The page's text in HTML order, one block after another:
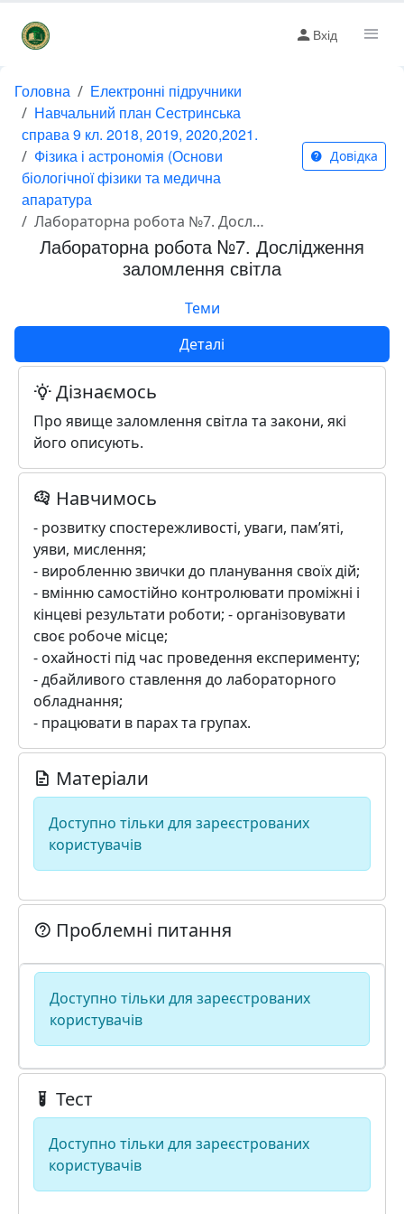
Вхід
Головна
Електронні підручники
Навчальний план Сестринська
справа 9 кл. 2018, 2019, 2020,2021.
Фізика і астрономія (Основи
біологічної фізики та медична
апаратура
Лабораторна робота №7. Дослідження заломлення світла
Довідка
Лабораторна робота №7. Дослідження
заломлення світла
Теми
Деталі
Дізнаємось
Про явище заломлення світла та закони, які
його описують.
Навчимось
- розвитку спостережливості, уваги, пам’яті,
уяви, мислення;
- виробленню звички до планування своїх дій;
- вмінню самостійно контролювати проміжні і
кінцеві результати роботи; - організовувати
своє робоче місце;
- охайності під час проведення експерименту;
- дбайливого ставлення до лабораторного
обладнання;
- працювати в парах та групах.
Матеріали
Доступно тільки для зареєстрованих
користувачів
Проблемні питання
Доступно тільки для зареєстрованих
користувачів
Тест
Доступно тільки для зареєстрованих
користувачів